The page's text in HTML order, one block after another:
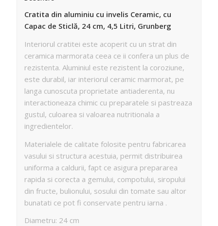
Cratita din aluminiu cu invelis Ceramic, cu
Capac de Sticlă, 24 cm, 4,5 Litri, Grunberg
Interiorul cratitei este acoperit cu un strat din
ceramica marmorata ceea ce ii confera un plus de
rezistenta. Aluminiul este rezistent la coroziune,
este durabil, iar interiorul ceramic marmorat, pe
langa cunoscuta proprietate antiaderenta, nu
interactioneaza chimic cu preparatele si pastreaza
gustul, culoarea si valoarea nutritionala a
ingredientelor.
Materialele de calitate folosite pentru fabricarea
vasului si structura acestuia, permit distribuirea
uniforma a caldurii, fapt ce asigura prepararea
rapida si corecta a gemului, compotului, siropului
din fructe, bulionului, sosului din tomate sau altor
bunatati ce pot fi conservate pentru iarna .
Diametru: 24 cm